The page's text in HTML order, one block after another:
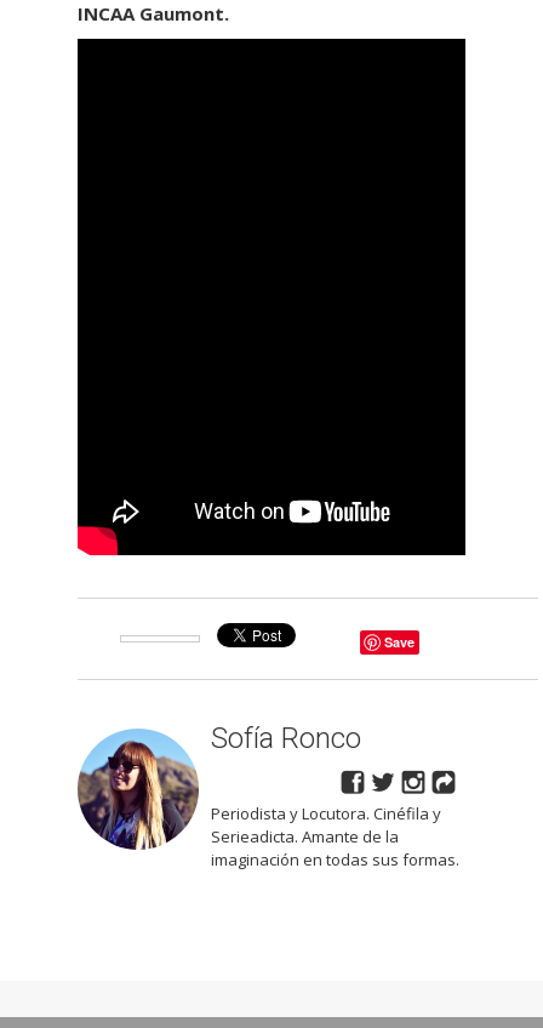
INCAA Gaumont.
Save
Sofía Ronco
Periodista y Locutora. Cinéfila y
Serieadicta. Amante de la
imaginación en todas sus formas.